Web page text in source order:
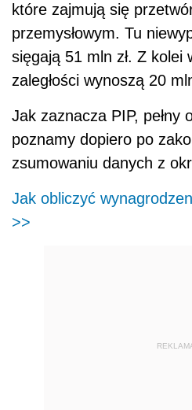
które zajmują się
przemysłowym. Tu
sięgają 51 mln zł. Z kolei
zaległości wynoszą 20
Jak zaznacza PIP, pełny
poznamy dopiero po
zsumowaniu danych z
Jak obliczyć
>>